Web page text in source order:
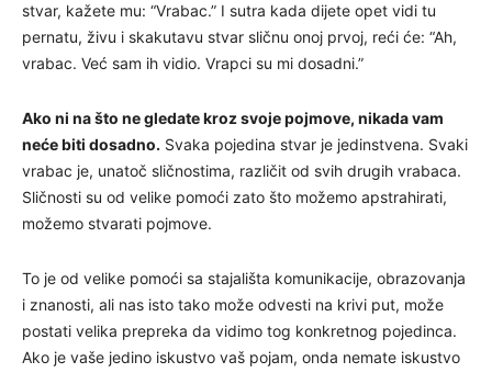
stvar, kažete mu: “Vrabac.” I sutra kada dijete opet vidi tu
pernatu, živu i skakutavu stvar sličnu onoj prvoj, reći će: “Ah,
vrabac. Već sam ih vidio. Vrapci su mi dosadni.”
Ako ni na što ne gledate kroz svoje pojmove, nikada vam
neće biti dosadno. Svaka pojedina stvar je jedinstvena. Svaki
vrabac je, unatoč sličnostima, različit od svih drugih vrabaca.
Sličnosti su od velike pomoći zato što možemo apstrahirati,
možemo stvarati pojmove.
To je od velike pomoći sa stajališta komunikacije, obrazovanja
i znanosti, ali nas isto tako može odvesti na krivi put, može
postati velika prepreka da vidimo tog konkretnog pojedinca.
Ako je vaše jedino iskustvo vaš pojam, onda nemate iskustvo